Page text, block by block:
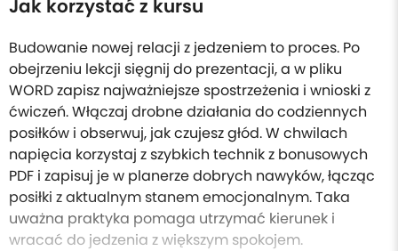
Jak korzystać z kursu
Budowanie nowej relacji z jedzeniem to proces. Po
obejrzeniu lekcji sięgnij do prezentacji, a w pliku
WORD zapisz najważniejsze spostrzeżenia i wnioski z
ćwiczeń. Włączaj drobne działania do codziennych
posiłków i obserwuj, jak czujesz głód. W chwilach
napięcia korzystaj z szybkich technik z bonusowych
PDF i zapisuj je w planerze dobrych nawyków, łącząc
posiłki z aktualnym stanem emocjonalnym. Taka
uważna praktyka pomaga utrzymać kierunek i
wracać do jedzenia z większym spokojem.